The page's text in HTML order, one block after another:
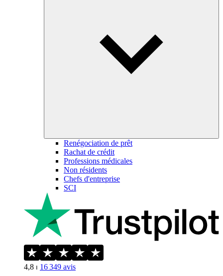
Renégociation de prêt
Rachat de crédit
Professions médicales
Non résidents
Chefs d'entreprise
SCI
4,8 ⏐ 16 349 avis